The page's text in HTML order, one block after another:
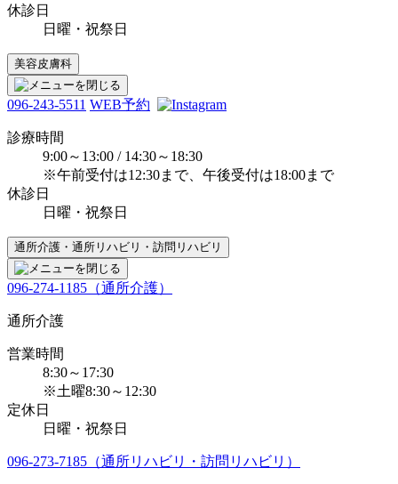
休診日
日曜・祝祭日
美容皮膚科
096-243-5511 WEB予約
診療時間
9:00～13:00 / 14:30～18:30
※午前受付は12:30まで、午後受付は18:00まで
休診日
日曜・祝祭日
通所介護・通所リハビリ・訪問リハビリ
096-274-1185（通所介護）
通所介護
営業時間
8:30～17:30
※土曜8:30～12:30
定休日
日曜・祝祭日
096-273-7185（通所リハビリ・訪問リハビリ）